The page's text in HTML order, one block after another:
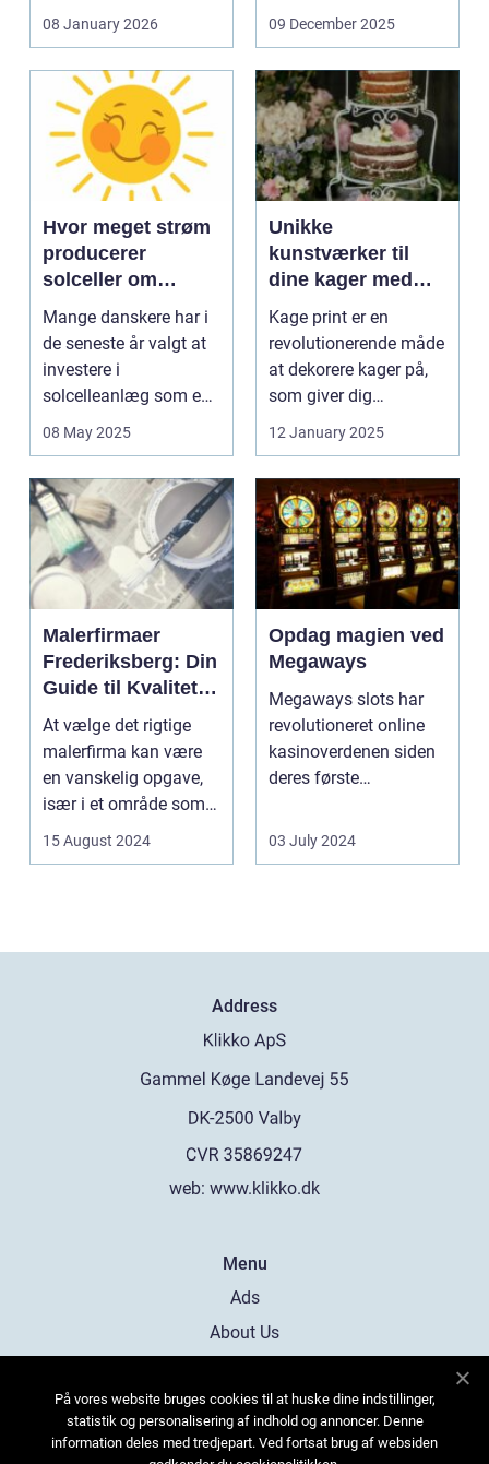
og glas med ...
08 January 2026 09 December 2025
Hvor meget strøm
producerer
solceller om
vinteren?
Mange danskere har i
de seneste år valgt at
investere i
solcelleanlæg som en
bæred...
08 May 2025
Unikke
kunstværker til
dine kager med
kage print
Kage print er en
revolutionerende måde
at dekorere kager på,
som giver dig
mulighed for ...
12 January 2025
Malerfirmaer
Frederiksberg: Din
Guide til Kvalitet
og Service
At vælge det rigtige
malerfirma kan være
en vanskelig opgave,
især i et område som
Frederiksberg, hv...
15 August 2024
Opdag magien ved
Megaways
Megaways slots har
revolutioneret online
kasinoverdenen siden
deres første
spillea...
03 July 2024
Address
web: www.klikko.dk
Menu
Ads
About Us
Contact
Sitemap
På vores website bruges cookies til at huske dine indstillinger,
statistik og personalisering af indhold og annoncer. Denne
information deles med tredjepart. Ved fortsat brug af websiden